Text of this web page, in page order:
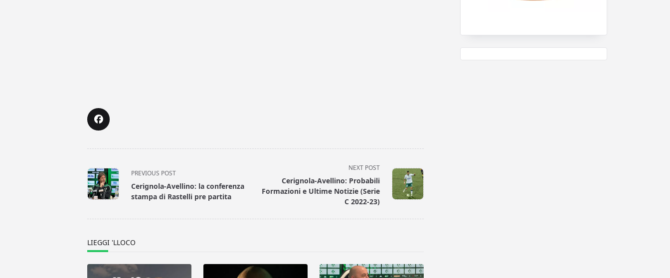
<span
class="nav-
subtitle
screen-
PREVIOUS POST
Cerignola-Avellino: la conferenza
stampa di Rastelli pre partita
NEXT POST
Cerignola-Avellino: Probabili
Formazioni e Ultime Notizie (Serie
C 2022-23)
LIEGGI 'LLOCO